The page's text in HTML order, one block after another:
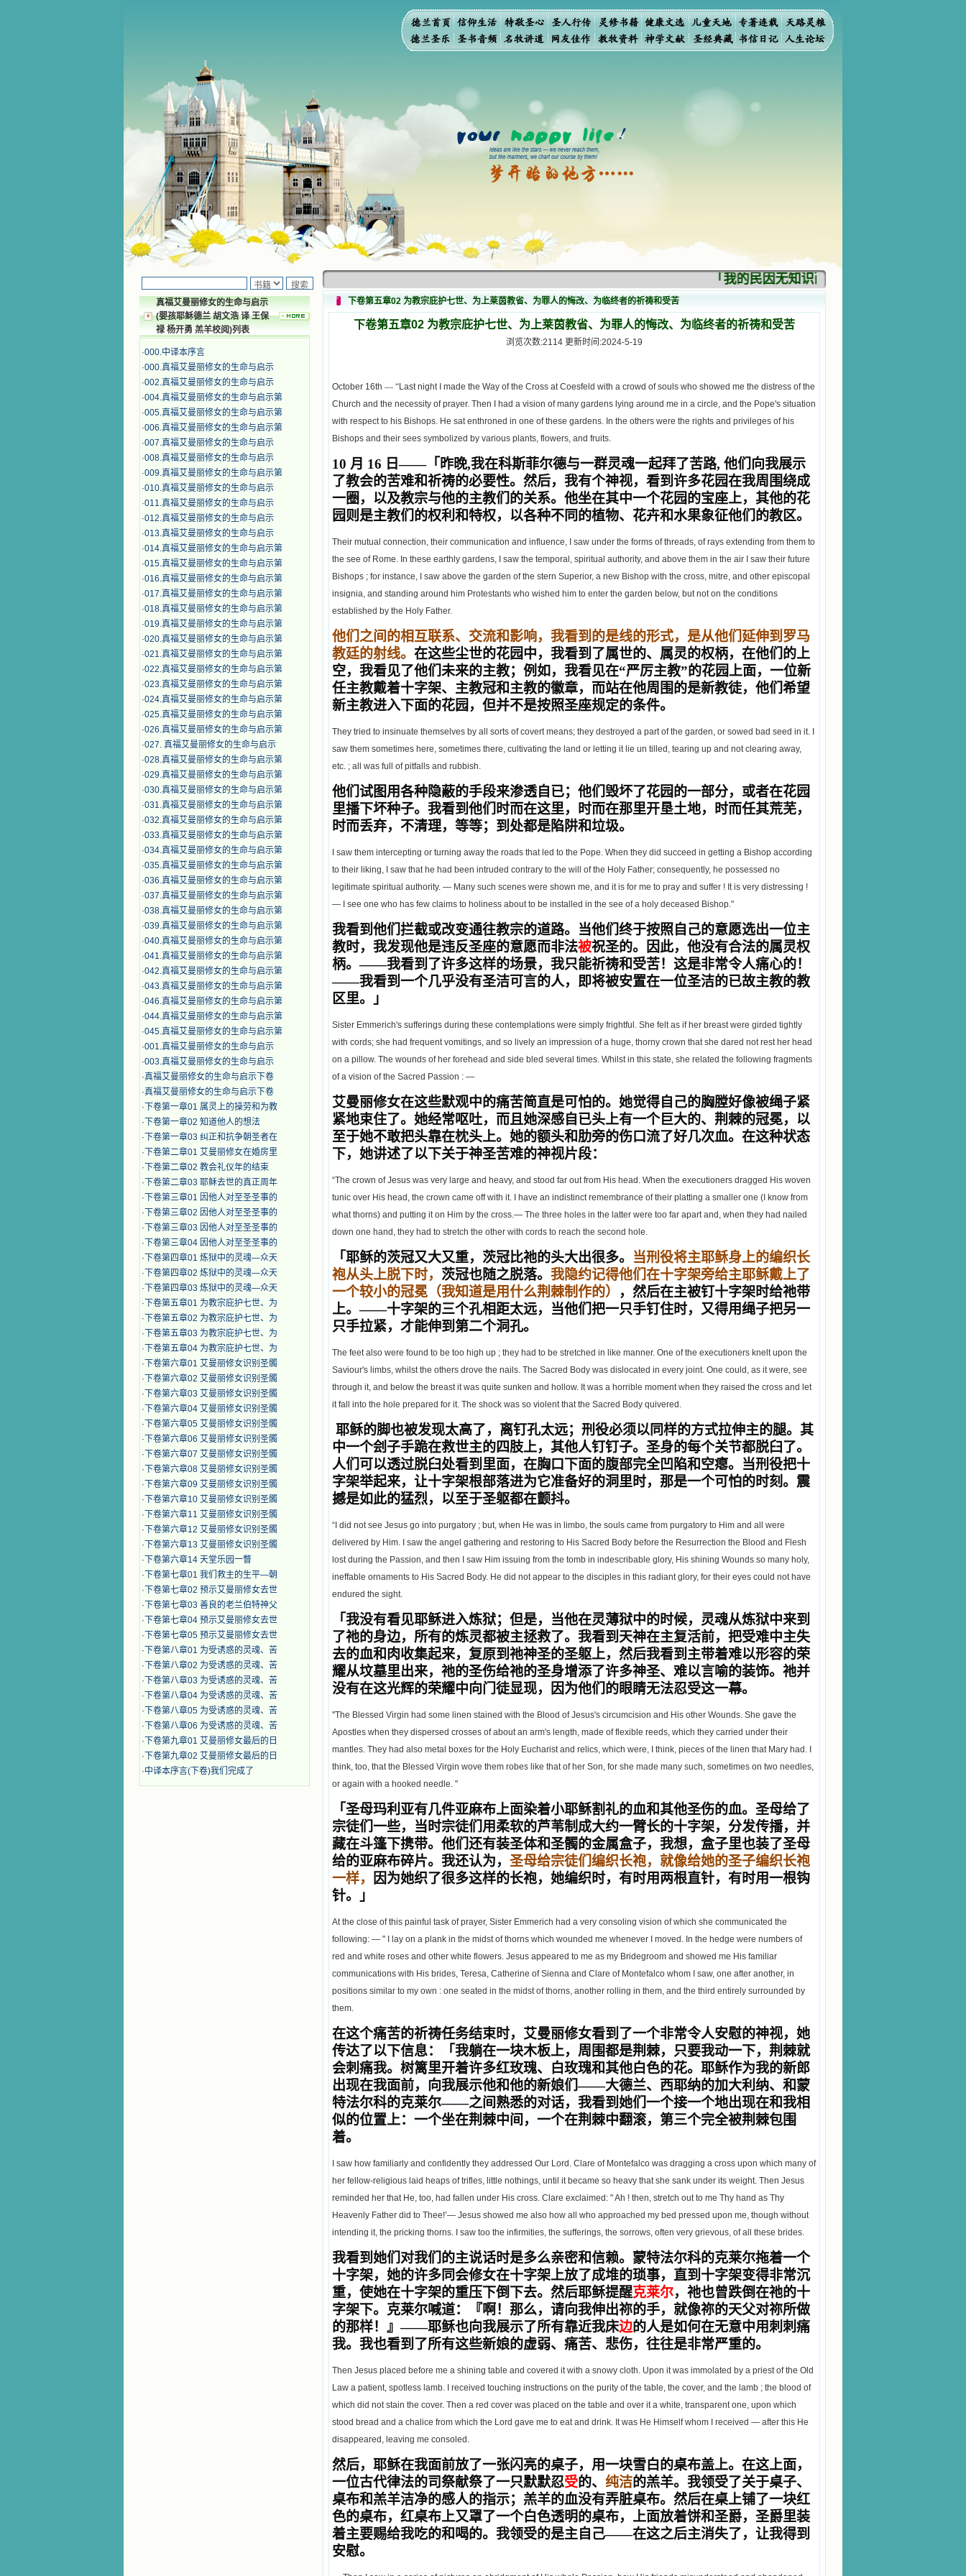
真福艾曼丽修女的生命与启示
(婴孩耶稣德兰 胡文浩 译 王保
禄 杨开勇 羔羊校阅)列表
·000.中译本序言
·000.真福艾曼丽修女的生命与启示
·002.真福艾曼丽修女的生命与启示
·004.真福艾曼丽修女的生命与启示第
·005.真福艾曼丽修女的生命与启示第
·006.真福艾曼丽修女的生命与启示第
·007.真福艾曼丽修女的生命与启示
·008.真福艾曼丽修女的生命与启示
·009.真福艾曼丽修女的生命与启示第
·010.真福艾曼丽修女的生命与启示
·011.真福艾曼丽修女的生命与启示
·012.真福艾曼丽修女的生命与启示
·013.真福艾曼丽修女的生命与启示
·014.真福艾曼丽修女的生命与启示第
·015.真福艾曼丽修女的生命与启示第
·016.真福艾曼丽修女的生命与启示第
·017.真福艾曼丽修女的生命与启示第
·018.真福艾曼丽修女的生命与启示第
·019.真福艾曼丽修女的生命与启示第
·020.真福艾曼丽修女的生命与启示第
·021.真福艾曼丽修女的生命与启示第
·022.真福艾曼丽修女的生命与启示第
·023.真福艾曼丽修女的生命与启示第
·024.真福艾曼丽修女的生命与启示第
·025.真福艾曼丽修女的生命与启示第
·026.真福艾曼丽修女的生命与启示第
·027. 真福艾曼丽修女的生命与启示
·028.真福艾曼丽修女的生命与启示第
·029.真福艾曼丽修女的生命与启示第
·030.真福艾曼丽修女的生命与启示第
·031.真福艾曼丽修女的生命与启示第
·032.真福艾曼丽修女的生命与启示第
·033.真福艾曼丽修女的生命与启示第
·034.真福艾曼丽修女的生命与启示第
·035.真福艾曼丽修女的生命与启示第
·036.真福艾曼丽修女的生命与启示第
·037.真福艾曼丽修女的生命与启示第
·038.真福艾曼丽修女的生命与启示第
·039.真福艾曼丽修女的生命与启示第
·040.真福艾曼丽修女的生命与启示第
·041.真福艾曼丽修女的生命与启示第
·042.真福艾曼丽修女的生命与启示第
·043.真福艾曼丽修女的生命与启示第
·046.真福艾曼丽修女的生命与启示第
·044.真福艾曼丽修女的生命与启示第
·045.真福艾曼丽修女的生命与启示第
·001.真福艾曼丽修女的生命与启示
·003.真福艾曼丽修女的生命与启示
·真福艾曼丽修女的生命与启示下卷
·真福艾曼丽修女的生命与启示下卷
· 下卷第一章01 属灵上的操劳和为教
· 下卷第一章02 知道他人的想法
· 下卷第一章03 纠正和抗争朝圣者在
· 下卷第二章01 艾曼丽修女在婚房里
· 下卷第二章02 教会礼仪年的结束
· 下卷第二章03 耶稣去世的真正周年
· 下卷第三章01 因他人对至圣圣事的
· 下卷第三章02 因他人对至圣圣事的
· 下卷第三章03 因他人对至圣圣事的
· 下卷第三章04 因他人对至圣圣事的
· 下卷第四章01 炼狱中的灵魂—众天
· 下卷第四章02 炼狱中的灵魂—众天
· 下卷第四章03 炼狱中的灵魂—众天
· 下卷第五章01 为教宗庇护七世、为
· 下卷第五章02 为教宗庇护七世、为
· 下卷第五章03 为教宗庇护七世、为
· 下卷第五章04 为教宗庇护七世、为
· 下卷第六章01 艾曼丽修女识别圣髑
· 下卷第六章02 艾曼丽修女识别圣髑
· 下卷第六章03 艾曼丽修女识别圣髑
· 下卷第六章04 艾曼丽修女识别圣髑
· 下卷第六章05 艾曼丽修女识别圣髑
· 下卷第六章06 艾曼丽修女识别圣髑
· 下卷第六章07 艾曼丽修女识别圣髑
· 下卷第六章08 艾曼丽修女识别圣髑
· 下卷第六章09 艾曼丽修女识别圣髑
· 下卷第六章10 艾曼丽修女识别圣髑
· 下卷第六章11 艾曼丽修女识别圣髑
· 下卷第六章12 艾曼丽修女识别圣髑
· 下卷第六章13 艾曼丽修女识别圣髑
· 下卷第六章14 天堂乐园一瞥
· 下卷第七章01 我们救主的生平—朝
· 下卷第七章02 预示艾曼丽修女去世
· 下卷第七章03 善良的老兰伯特神父
· 下卷第七章04 预示艾曼丽修女去世
· 下卷第七章05 预示艾曼丽修女去世
· 下卷第八章01 为受诱惑的灵魂、苦
· 下卷第八章02 为受诱惑的灵魂、苦
· 下卷第八章03 为受诱惑的灵魂、苦
· 下卷第八章04 为受诱惑的灵魂、苦
· 下卷第八章05 为受诱惑的灵魂、苦
· 下卷第八章06 为受诱惑的灵魂、苦
· 下卷第九章01 艾曼丽修女最后的日
· 下卷第九章02 艾曼丽修女最后的日
·中译本序言(下卷)我们完成了
「我的民因无知识而灭亡。你弃掉知识，我也
下卷第五章02 为教宗庇护七世、为上莱茵教省、为罪人的悔改、为临终者的祈祷和受苦
下卷第五章02 为教宗庇护七世、为上莱茵教省、为罪人的悔改、为临终者的祈祷和受苦
浏览次数:2114 更新时间:2024-5-19
October 16th — “Last night I made the Way of the Cross at Coesfeld with a crowd of souls who showed me the distress of the
Church and the necessity of prayer. Then I had a vision of many gardens lying around me in a circle, and the Pope's situation
with respect to his Bishops. He sat enthroned in one of these gardens. In the others were the rights and privileges of his
Bishops and their sees symbolized by various plants, flowers, and fruits.
10 月 16 日——「昨晚,我在科斯菲尔德与一群灵魂一起拜了苦路, 他们向我展示
了教会的苦难和祈祷的必要性。然后，我有个神视，看到许多花园在我周围绕成
一圈，以及教宗与他的主教们的关系。他坐在其中一个花园的宝座上，其他的花
园则是主教们的权利和特权，以各种不同的植物、花卉和水果象征他们的教区。
Their mutual connection, their communication and influence, I saw under the forms of threads, of rays extending from them to
the see of Rome. In these earthly gardens, I saw the temporal, spiritual authority, and above them in the air I saw their future
Bishops ; for instance, I saw above the garden of the stern Superior, a new Bishop with the cross, mitre, and other episcopal
insignia, and standing around him Protestants who wished him to enter the garden below, but not on the conditions
established by the Holy Father.
他们之间的相互联系、交流和影响，我看到的是线的形式，是从他们延伸到罗马
教廷的射线。 在这些尘世的花园中，我看到了属世的、属灵的权柄，在他们的上
空，我看见了他们未来的主教；例如，我看见在“严厉主教”的花园上面，一位新
任主教戴着十字架、主教冠和主教的徽章，而站在他周围的是新教徒，他们希望
新主教进入下面的花园，但并不是按照圣座规定的条件。
They tried to insinuate themselves by all sorts of covert means; they destroyed a part of the garden, or sowed bad seed in it. I
saw them sometimes here, sometimes there, cultivating the land or letting it lie un tilled, tearing up and not clearing away,
etc. ; all was full of pitfalls and rubbish.
他们试图用各种隐蔽的手段来渗透自已；他们毁坏了花园的一部分，或者在花园
里播下坏种子。我看到他们时而在这里，时而在那里开垦土地，时而任其荒芜，
时而丢弃，不清理，等等；到处都是陷阱和垃圾。
I saw them intercepting or turning away the roads that led to the Pope. When they did succeed in getting a Bishop according
to their liking, I saw that he had been intruded contrary to the will of the Holy Father; consequently, he possessed no
legitimate spiritual authority. — Many such scenes were shown me, and it is for me to pray and suffer ! It is very distressing !
— I see one who has few claims to holiness about to be installed in the see of a holy deceased Bishop."
我看到他们拦截或改变通往教宗的道路。当他们终于按照自己的意愿选出一位主
教时，我发现他是违反圣座的意愿而非法被祝圣的。因此，他没有合法的属灵权
柄。——我看到了许多这样的场景，我只能祈祷和受苦！这是非常令人痛心的！
——我看到一个几乎没有圣洁可言的人，即将被安置在一位圣洁的已故主教的教
区里。」
Sister Emmerich's sufferings during these contemplations were simply frightful. She felt as if her breast were girded tightly
with cords; she had frequent vomitings, and so lively an impression of a huge, thorny crown that she dared not rest her head
on a pillow. The wounds of her forehead and side bled several times. Whilst in this state, she related the following fragments
of a vision of the Sacred Passion : —
艾曼丽修女在这些默观中的痛苦简直是可怕的。她觉得自己的胸膛好像被绳子紧
紧地束住了。她经常呕吐，而且她深感自已头上有一个巨大的、荆棘的冠冕，以
至于她不敢把头靠在枕头上。她的额头和肋旁的伤口流了好几次血。在这种状态
下，她讲述了以下关于神圣苦难的神视片段：
“The crown of Jesus was very large and heavy, and stood far out from His head. When the executioners dragged His woven
tunic over His head, the crown came off with it. I have an indistinct remembrance of their platting a smaller one (I know from
what thorns) and putting it on Him by the cross.— The three holes in the latter were too far apart and, when they had nailed
down one hand, they had to stretch the other with cords to reach the second hole.
「耶稣的茨冠又大又重，茨冠比祂的头大出很多。 当刑役将主耶稣身上的编织长
袍从头上脱下时， 茨冠也随之脱落。 我隐约记得他们在十字架旁给主耶稣戴上了
一个较小的冠冕（我知道是用什么荆棘制作的）
，然后在主被钉十字架时给祂带
上。——十字架的三个孔相距太远，当他们把一只手钉住时，又得用绳子把另一
只手拉紧，才能伸到第二个洞孔。
The feet also were found to be too high up ; they had to be stretched in like manner. One of the executioners knelt upon the
Saviour's limbs, whilst the others drove the nails. The Sacred Body was dislocated in every joint. One could, as it were, see
through it, and below the breast it was quite sunken and hollow. It was a horrible moment when they raised the cross and let
it fall into the hole prepared for it. The shock was so violent that the Sacred Body quivered.
耶稣的脚也被发现太高了，离钉孔太远；刑役必须以同样的方式拉伸主的腿。其
中一个刽子手跪在救世主的四肢上，其他人钉钉子。圣身的每个关节都脱臼了。
人们可以透过脱臼处看到里面，在胸口下面的腹部完全凹陷和空瘪。当刑役把十
字架举起来，让十字架根部落进为它准备好的洞里时，那是一个可怕的时刻。震
撼是如此的猛烈，以至于圣躯都在颤抖。
“I did not see Jesus go into purgatory ; but, when He was in limbo, the souls came from purgatory to Him and all were
delivered by Him. I saw the angel gathering and restoring to His Sacred Body before the Resurrection the Blood and Flesh
lost during the Passion, and then I saw Him issuing from the tomb in indescribable glory, His shining Wounds so many holy,
ineffable ornaments to His Sacred Body. He did not appear to the disciples in this radiant glory, for their eyes could not have
endured the sight.
「我没有看见耶稣进入炼狱；但是，当他在灵薄狱中的时候，灵魂从炼狱中来到
了祂的身边，所有的炼灵都被主拯救了。我看到天神在主复活前，把受难中主失
去的血和肉收集起来，复原到祂神圣的圣躯上，然后我看到主带着难以形容的荣
耀从坟墓里出来，祂的圣伤给祂的圣身增添了许多神圣、难以言喻的装饰。祂并
没有在这光辉的荣耀中向门徒显现，因为他们的眼睛无法忍受这一幕。
''The Blessed Virgin had some linen stained with the Blood of Jesus's circumcision and His other Wounds. She gave the
Apostles when they dispersed crosses of about an arm's length, made of flexible reeds, which they carried under their
mantles. They had also metal boxes for the Holy Eucharist and relics, which were, I think, pieces of the linen that Mary had. I
think, too, that the Blessed Virgin wove them robes like that of her Son, for she made many such, sometimes on two needles,
or again with a hooked needle. "
「圣母玛利亚有几件亚麻布上面染着小耶稣割礼的血和其他圣伤的血。圣母给了
宗徒们一些，当时宗徒们用柔软的芦苇制成大约一臂长的十字架，分发传播，并
藏在斗篷下携带。他们还有装圣体和圣髑的金属盒子，我想，盒子里也装了圣母
给的亚麻布碎片。我还认为， 圣母给宗徒们编织长袍，就像给她的圣子编织长袍
一样，
因为她织了很多这样的长袍，她编织时，有时用两根直针，有时用一根钩
针。」
At the close of this painful task of prayer, Sister Emmerich had a very consoling vision of which she communicated the
following: — " I lay on a plank in the midst of thorns which wounded me whenever I moved. In the hedge were numbers of
red and white roses and other white flowers. Jesus appeared to me as my Bridegroom and showed me His familiar
communications with His brides, Teresa, Catherine of Sienna and Clare of Montefalco whom I saw, one after another, in
positions similar to my own : one seated in the midst of thorns, another rolling in them, and the third entirely surrounded by
them.
在这个痛苦的祈祷任务结束时，艾曼丽修女看到了一个非常令人安慰的神视，她
传达了以下信息： 「我躺在一块木板上，周围都是荆棘，只要我动一下，荆棘就
会刺痛我。树篱里开着许多红玫瑰、白玫瑰和其他白色的花。耶稣作为我的新郎
出现在我面前，向我展示他和他的新娘们——大德兰、西耶纳的加大利纳、和蒙
特法尔科的克莱尔——之间熟悉的对话，我看到她们一个接一个地出现在和我相
似的位置上：一个坐在荆棘中间，一个在荆棘中翻滚，第三个完全被荆棘包围
着。
I saw how familiarly and confidently they addressed Our Lord. Clare of Montefalco was dragging a cross upon which many of
her fellow-religious laid heaps of trifles, little nothings, until it became so heavy that she sank under its weight. Then Jesus
reminded her that He, too, had fallen under His cross. Clare exclaimed: " Ah ! then, stretch out to me Thy hand as Thy
Heavenly Father did to Thee!’— Jesus showed me also how all who approached my bed pressed upon me, though without
intending it, the pricking thorns. I saw too the infirmities, the sufferings, the sorrows, often very grievous, of all these brides.
我看到她们对我们的主说话时是多么亲密和信赖。蒙特法尔科的克莱尔拖着一个
十字架，她的许多同会修女在十字架上放了成堆的琐事，直到十字架变得非常沉
重，使她在十字架的重压下倒下去。然后耶稣提醒克莱尔，祂也曾跌倒在祂的十
字架下。克莱尔喊道：『啊！那么，请向我伸出祢的手，就像祢的天父对祢所做
的那样！』——耶稣也向我展示了所有靠近我床边的人是如何在无意中用刺刺痛
我。我也看到了所有这些新娘的虚弱、痛苦、悲伤，往往是非常严重的。
Then Jesus placed before me a shining table and covered it with a snowy cloth. Upon it was immolated by a priest of the Old
Law a patient, spotless lamb. I received touching instructions on the purity of the table, the cover, and the lamb ; the blood of
which did not stain the cover. Then a red cover was placed on the table and over it a white, transparent one, upon which
stood bread and a chalice from which the Lord gave me to eat and drink. It was He Himself whom I received — after this He
disappeared, leaving me consoled.
然后，耶稣在我面前放了一张闪亮的桌子，用一块雪白的桌布盖上。在这上面，
一位古代律法的司祭献祭了一只默默忍受的、 纯洁的羔羊。我领受了关于桌子、
桌布和羔羊洁净的感人的指示；羔羊的血没有弄脏桌布。然后在桌上铺了一块红
色的桌布，红桌布上又罩了一个白色透明的桌布，上面放着饼和圣爵，圣爵里装
着主要赐给我吃的和喝的。我领受的是主自己——在这之后主消失了，让我得到
安慰。